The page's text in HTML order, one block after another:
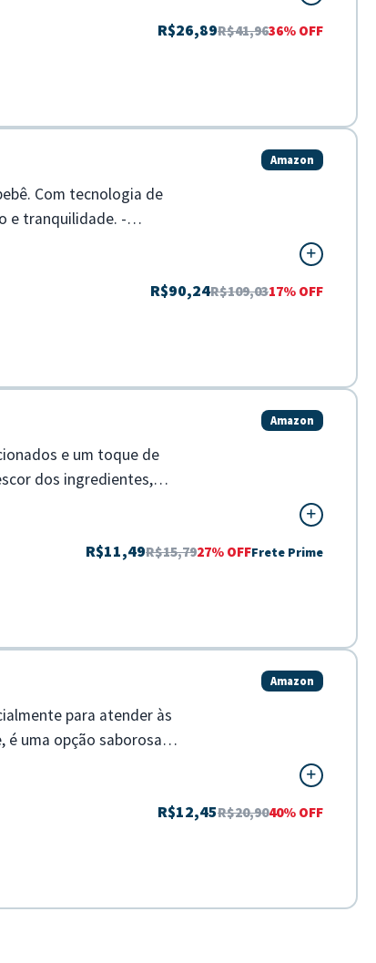
R$26,89R$41,9636% OFF
Amazon
Com tecnologia de
e tranquilidade. -
R$90,24R$109,0317% OFF
Amazon
e um toque de
dos ingredientes,
R$11,49R$15,7927% OFFFrete Prime
Amazon
para atender às
é uma opção saborosa
R$12,45R$20,9040% OFF